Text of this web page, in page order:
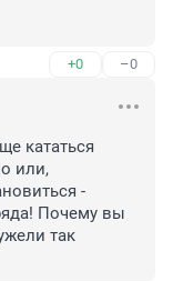
+0 –0
кататься
или,
-
Почему вы
так